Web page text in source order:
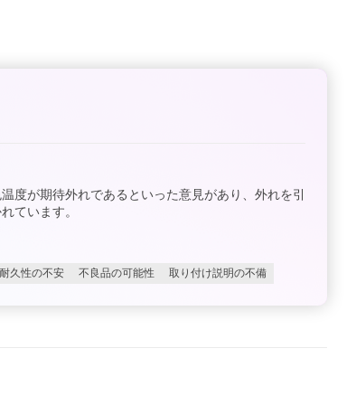
度が期待外れであるといった意見があり、外れを引
ています。
耐久性の不安 不良品の可能性 取り付け説明の不備